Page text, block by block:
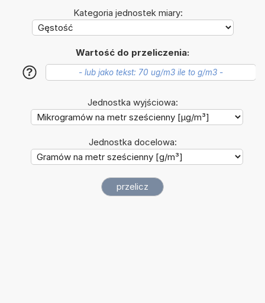
Kategoria jednostek miary:
Wartość do przeliczenia:
?
Jednostka wyjściowa:
Jednostka docelowa: